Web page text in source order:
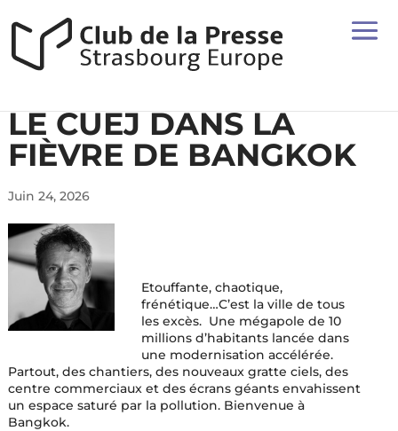
LE CUEJ DANS LA
FIÈVRE DE BANGKOK
Juin 24, 2026
Etouffante, chaotique,
frénétique…C’est la ville de tous
les excès. Une mégapole de 10
millions d’habitants lancée dans
une modernisation accélérée.
Partout, des chantiers, des nouveaux gratte ciels, des
centre commerciaux et des écrans géants envahissent
un espace saturé par la pollution. Bienvenue à
Bangkok.